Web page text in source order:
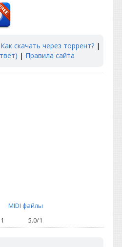
Как скачать через торрент? |
| Правила сайта
MIDI файлы
1 5.0/1